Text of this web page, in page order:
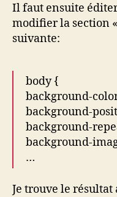
Il faut ensuite
modifier la section
suivante:
body {
background-
background-
background-
background-
…
Je trouve le résultat